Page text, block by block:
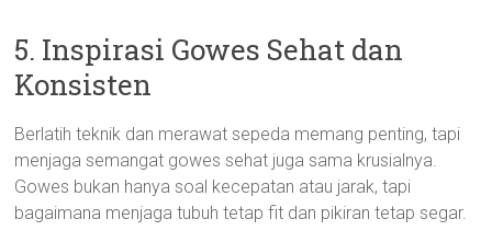
5. Inspirasi Gowes Sehat dan
Konsisten
Berlatih teknik dan merawat sepeda memang penting, tapi
menjaga semangat gowes sehat juga sama krusialnya.
Gowes bukan hanya soal kecepatan atau jarak, tapi
bagaimana menjaga tubuh tetap fit dan pikiran tetap segar.